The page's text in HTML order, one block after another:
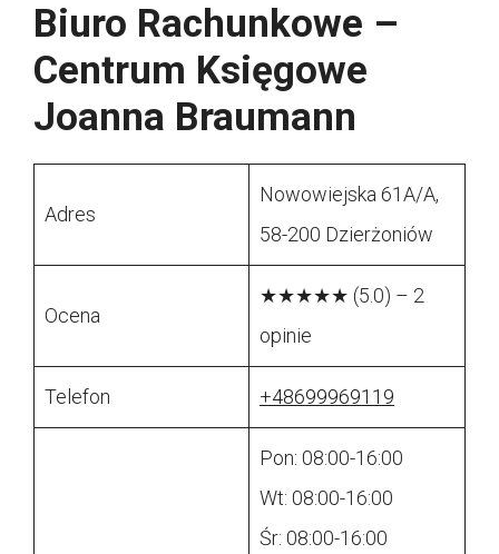
Biuro Rachunkowe –
Centrum Księgowe
Joanna Braumann
Adres
Nowowiejska 61A/A,
58-200 Dzierżoniów
Ocena
★★★★★ (5.0) – 2
opinie
Telefon +48699969119
Pon: 08:00-16:00
Wt: 08:00-16:00
Śr: 08:00-16:00